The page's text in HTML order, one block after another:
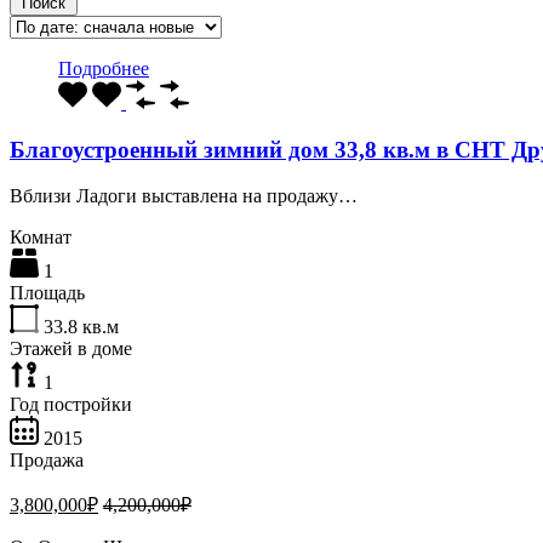
Подробнее
Благоустроенный зимний дом 33,8 кв.м в СНТ
Вблизи Ладоги выставлена на продажу…
Комнат
1
Площадь
33.8 кв.м
Этажей в доме
1
Год постройки
2015
Продажа
3,800,000₽ 4,200,000₽